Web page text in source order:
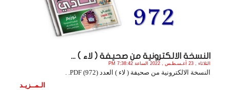
النسخة الالكترونية من صحيفة ( لاء ) ...
الثلاثاء , 23 أغـسـطـس , 2022 الساعة 7:38:42 PM
النسخة الالكترونية من صحيفة ( لاء ) العدد (972) PDF. .
الـمــزيـد